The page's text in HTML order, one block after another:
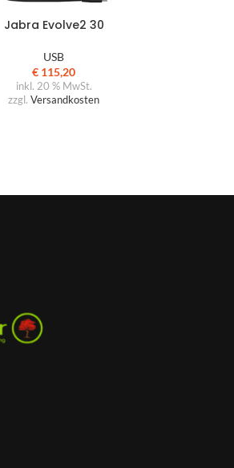
Jabra Evolve2 30
USB
€ 115,20
inkl. 20 % MwSt.
zzgl. Versandkosten